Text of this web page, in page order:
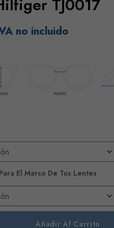
TJ0017
no incluido
El Marco De Tus Lentes
Añadir Al Carrito